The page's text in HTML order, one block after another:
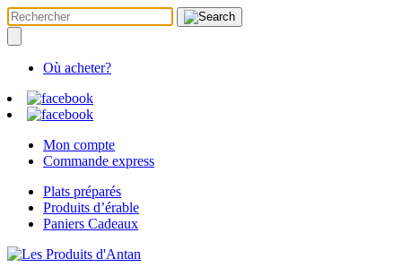
Où acheter?
Mon compte
Commande express
Plats préparés
Produits d’érable
Paniers Cadeaux